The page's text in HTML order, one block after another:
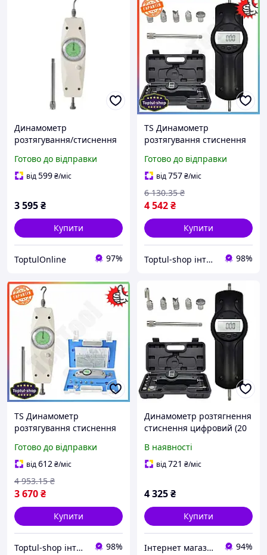
Динамометр
розтягування/стиснення
PROTESTER NK-20
Готово до відправки
від599₴/міс
3 595₴
Купити
ToptulOnline 97%
TS Динамометр
розтягування стиснення
Extra Line 20 кг
вимірювач сили для авто
та техніки прил SHT55_Q
Готово до відправки
від757₴/міс
4 542₴
6 130.35 ₴
Купити
Toptul-shop інтернет магазин 98%
TS Динамометр
розтягування стиснення
Extra Line 50 кг для
вимірювання сили
навантаження тест
SHT55_Q
Готово до відправки
від612₴/міс
3 670₴
4 953.15 ₴
Купити
Toptul-shop інтернет магазин 98%
Динамометр розтягнення
стиснення цифровий (20
(SDF-200)
В наявності
від721 ₴/міс
4 325₴
Купити
Інтернет магазин SHOP TOOLS 94%